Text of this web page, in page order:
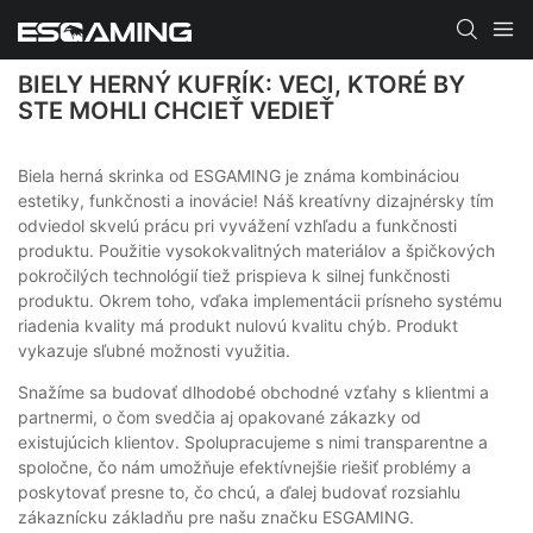
BIELY HERNÝ KUFRÍK: VECI, KTORÉ BY
STE MOHLI CHCIEŤ VEDIEŤ
Biela herná skrinka od ESGAMING je známa kombináciou
estetiky, funkčnosti a inovácie! Náš kreatívny dizajnérsky tím
odviedol skvelú prácu pri vyvážení vzhľadu a funkčnosti
produktu. Použitie vysokokvalitných materiálov a špičkových
pokročilých technológií tiež prispieva k silnej funkčnosti
produktu. Okrem toho, vďaka implementácii prísneho systému
riadenia kvality má produkt nulovú kvalitu chýb. Produkt
vykazuje sľubné možnosti využitia.
Snažíme sa budovať dlhodobé obchodné vzťahy s klientmi a
partnermi, o čom svedčia aj opakované zákazky od
existujúcich klientov. Spolupracujeme s nimi transparentne a
spoločne, čo nám umožňuje efektívnejšie riešiť problémy a
poskytovať presne to, čo chcú, a ďalej budovať rozsiahlu
zákaznícku základňu pre našu značku ESGAMING.